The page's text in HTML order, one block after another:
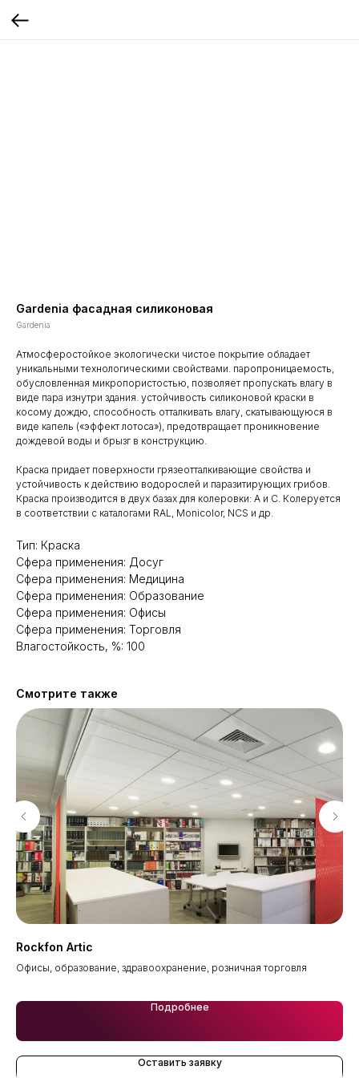
Gardenia фасадная силиконовая
Gardenia
Атмосферостойкое экологически чистое покрытие обладает
уникальными технологическими свойствами. паропроницаемость,
обусловленная микропористостью, позволяет пропускать влагу в
виде пара изнутри здания. устойчивость силиконовой краски в
косому дождю, способность отталкивать влагу, скатывающуюся в
виде капель («эффект лотоса»), предотвращает проникновение
дождевой воды и брызг в конструкцию.
Краска придает поверхности грязеотталкивающие свойства и
устойчивость к действию водорослей и паразитирующих грибов.
Краска производится в двух базах для колеровки: А и С. Колеруется
в соответствии с каталогами RAL, Monicolor, NCS и др.
Тип: Краска
Сфера применения: Досуг
Сфера применения: Медицина
Сфера применения: Образование
Сфера применения: Офисы
Сфера применения: Торговля
Влагостойкость, %: 100
Смотрите также
Rockfon Artic
Офисы, образование, здравоохранение, розничная торговля
Подробнее
Оставить заявку